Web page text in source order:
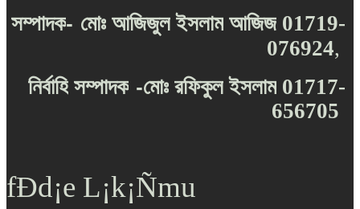
সম্পাদক- মোঃ আজিজুল ইসলাম আজিজ 01719-
076924,
নির্বাহি সম্পাদক -মোঃ রফিকুল ইসলাম 01717-
656705
fÐd¡e L¡k¡Ñmu